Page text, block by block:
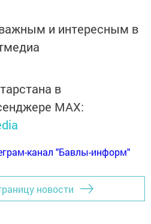
и интересным в
в
MАХ:
канал "Бавлы-информ"
новости